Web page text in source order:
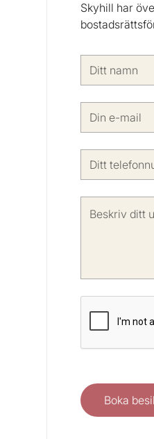
Skyhill har